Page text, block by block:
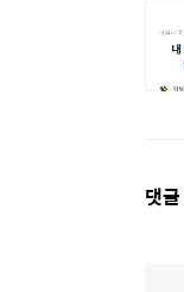
댓
댓글